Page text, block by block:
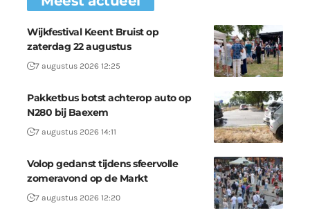
Wijkfestival Keent Bruist op
zaterdag 22 augustus
7 augustus 2026 12:25
Pakketbus botst achterop auto op
N280 bij Baexem
7 augustus 2026 14:11
Volop gedanst tijdens sfeervolle
zomeravond op de Markt
7 augustus 2026 12:20